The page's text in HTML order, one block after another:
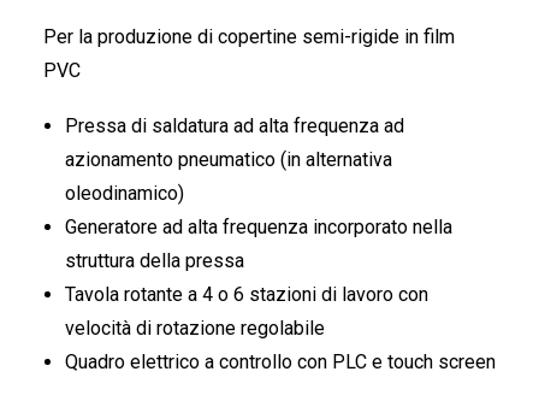
Per la produzione di copertine semi-rigide in film
PVC
Pressa di saldatura ad alta frequenza ad
azionamento pneumatico (in alternativa
oleodinamico)
Generatore ad alta frequenza incorporato nella
struttura della pressa
Tavola rotante a 4 o 6 stazioni di lavoro con
velocità di rotazione regolabile
Quadro elettrico a controllo con PLC e touch screen